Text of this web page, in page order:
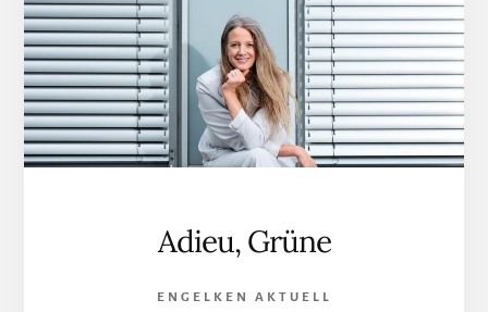
2025
Adieu, Grüne
ENGELKEN AKTUELL